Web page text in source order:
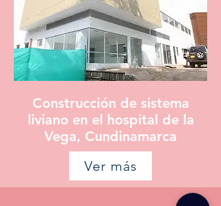
Construcción de sistema
liviano en el hospital de la
Vega, Cundinamarca
Ver más